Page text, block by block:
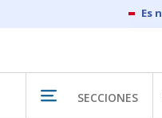
SECCIONES